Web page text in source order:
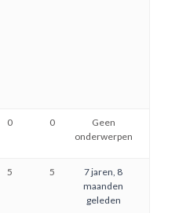
0 0
Geen
onderwerpen
5 5
7 jaren, 8
maanden
geleden